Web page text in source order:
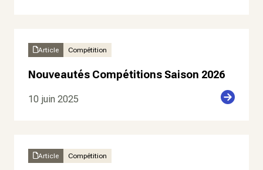
Article Compétition
Nouveautés Compétitions Saison 2026
10 juin 2025
Article Compétition